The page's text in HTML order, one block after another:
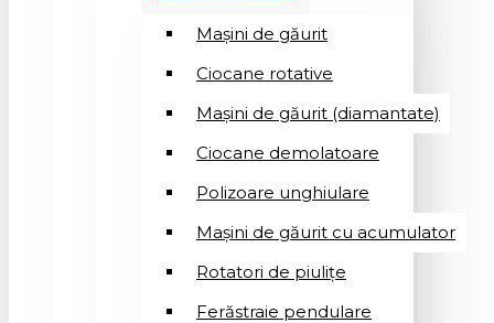
Mașini de găurit
Ciocane rotative
Mașini de găurit (diamantate)
Ciocane demolatoare
Polizoare unghiulare
Mașini de găurit cu acumulator
Rotatori de piuliţe
Ferăstraie pendulare